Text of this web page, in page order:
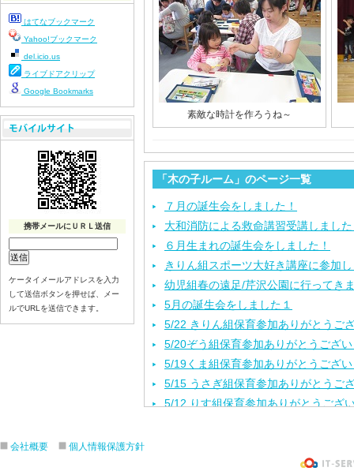
素敵な時計を作ろうね～
「木の子ルーム」のページ一覧
７月の誕生会をしました！
大和消防による救命講習受講しまし
６月生まれの誕生会をしました！
きりん組スポーツ大好き講座に参加
幼児組春の遠足/芹沢公園に行ってき
5月の誕生会をしました１
5/22 きりん組保育参加ありがとうご
5/20ぞう組保育参加ありがとうござ
5/19くま組保育参加ありがとうござ
5/15 うさぎ組保育参加ありがとうご
5/12 りす組保育参加ありがとうござ
入園進級おめでとうございます！
はてなブックマーク
Yahoo!ブックマーク
del.icio.us
ライブドアクリップ
Google Bookmarks
携帯メールにＵＲＬ送信
ケータイメールアドレスを入力
して送信ボタンを押せば、メー
ルでURLを送信できます。
会社概要 個人情報保護方針